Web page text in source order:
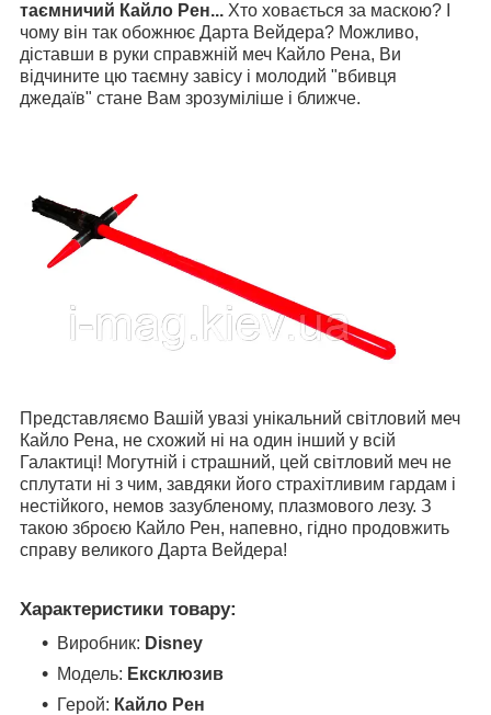
таємничий Кайло Рен... Хто ховається за маскою? І
чому він так обожнює Дарта Вейдера? Можливо,
діставши в руки справжній меч Кайло Рена, Ви
відчините цю таємну завісу і молодий "вбивця
джедаїв" стане Вам зрозуміліше і ближче.
Представляємо Вашій увазі унікальний світловий меч
Кайло Рена, не схожий ні на один інший у всій
Галактиці! Могутній і страшний, цей світловий меч не
сплутати ні з чим, завдяки його страхітливим гардам і
нестійкого, немов зазубленому, плазмового лезу. З
такою зброєю Кайло Рен, напевно, гідно продовжить
справу великого Дарта Вейдера!
Характеристики товару:
Виробник: Disney
Модель: Ексклюзив
Герой: Кайло Рен